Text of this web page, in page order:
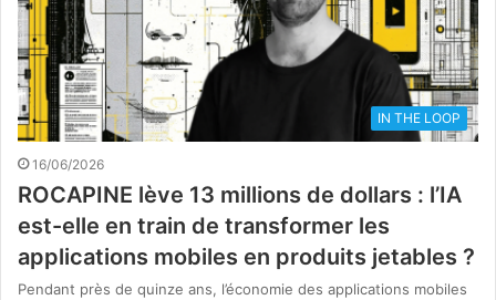
IN THE LOOP
16/06/2026
ROCAPINE lève 13 millions de dollars : l’IA
est-elle en train de transformer les
applications mobiles en produits jetables ?
Pendant près de quinze ans, l’économie des applications mobiles